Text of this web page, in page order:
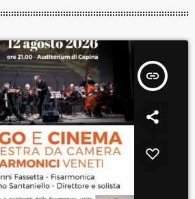
insert_link